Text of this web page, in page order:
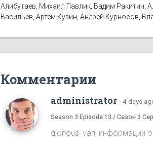
Алибутаев, Михаил Павлик, Вадим Ракитин,
Васильев, Артём Кузин, Андрей Курносов,
Комментарии
administrator · 4 days
Season 3 Episode 13 / Сезон 3
glorious_van, информации